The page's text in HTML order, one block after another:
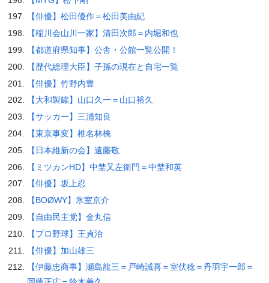
【俳優】松田優作＝松田美由紀
【稲川会山川一家】清田次郎＝内堀和也
【都道府県知事】公舎・公館一覧公開！
【歴代総理大臣】子孫の現在と自宅一覧
【俳優】竹野内豊
【大和製罐】山口久一＝山口裕久
【サッカー】三浦知良
【東京事変】椎名林檎
【日本維新の会】遠藤敬
【ミツカンHD】中埜又左衛門＝中埜和英
【俳優】坂上忍
【BOØWY】氷室京介
【自由民主党】金丸信
【プロ野球】王貞治
【俳優】加山雄三
【伊藤忠商事】瀬島龍三＝戸崎誠喜＝室伏稔＝丹羽宇一郎＝